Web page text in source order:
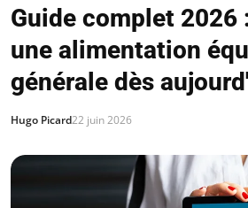
Guide complet 2026
une alimentation
générale dès
Hugo Picard22 juin 2026